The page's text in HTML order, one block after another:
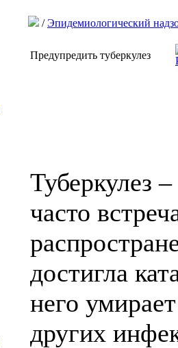
/Эпидемиологический
Предупредить туберкулез
Туберкулез
часто
достигла
него
других